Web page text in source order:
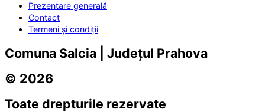
Prezentare generală
Contact
Termeni și condiții
Comuna Salcia | Județul Prahova
© 2026
Toate drepturile rezervate